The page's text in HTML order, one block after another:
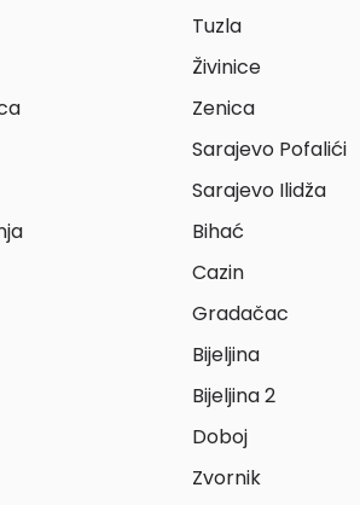
Tuzla
Živinice
Zenica
Sarajevo Pofalići
Sarajevo Ilidža
Bihać
Cazin
Gradačac
Bijeljina
Bijeljina 2
Doboj
Zvornik